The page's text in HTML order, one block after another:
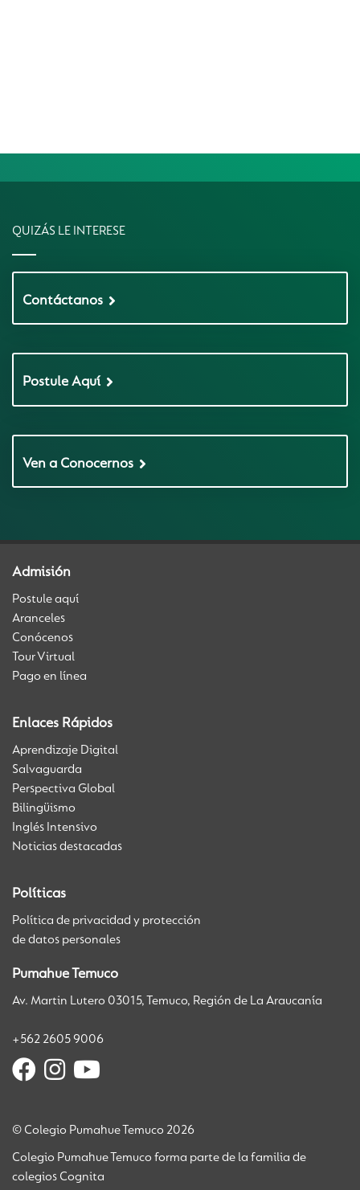
QUIZÁS LE INTERESE
Contáctanos
Postule Aquí
Ven a Conocernos
Admisión
Postule aquí
Aranceles
Conócenos
Tour Virtual
Pago en línea
Enlaces Rápidos
Aprendizaje Digital
Salvaguarda
Perspectiva Global
Bilingüismo
Inglés Intensivo
Noticias destacadas
Políticas
Política de privacidad y protección
de datos personales
Pumahue Temuco
Av. Martin Lutero 03015, Temuco, Región de La Araucanía
+562 2605 9006
© Colegio Pumahue Temuco 2026
Colegio Pumahue Temuco forma parte de la familia de
colegios Cognita